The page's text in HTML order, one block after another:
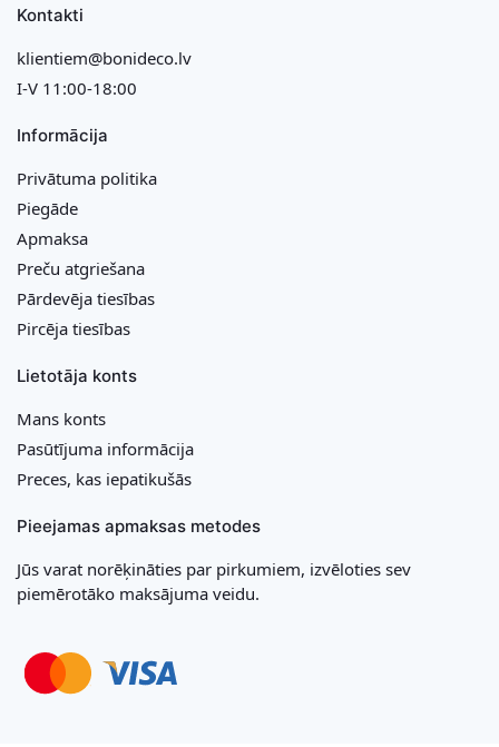
Kontakti
klientiem@bonideco.lv
I-V 11:00-18:00
Informācija
Privātuma politika
Piegāde
Apmaksa
Preču atgriešana
Pārdevēja tiesības
Pircēja tiesības
Lietotāja konts
Mans konts
Pasūtījuma informācija
Preces, kas iepatikušās
Pieejamas apmaksas metodes
Jūs varat norēķināties par pirkumiem, izvēloties sev
piemērotāko maksājuma veidu.